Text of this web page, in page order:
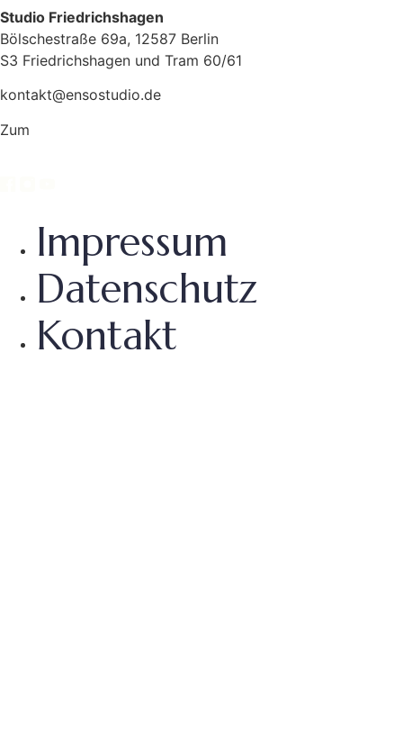
Studio Friedrichshagen
Bölschestraße 69a, 12587 Berlin
S3 Friedrichshagen und Tram 60/61
kontakt@ensostudio.de
Zum
Impressum
Datenschutz
Kontakt